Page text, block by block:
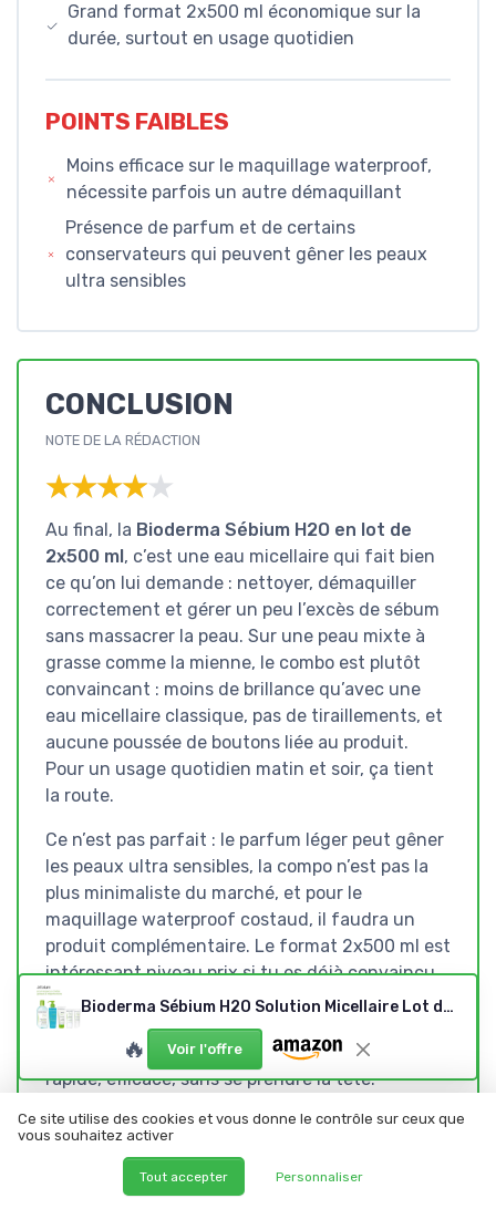
Grand format 2x500 ml économique sur la
durée, surtout en usage quotidien
POINTS FAIBLES
Moins efficace sur le maquillage waterproof,
nécessite parfois un autre démaquillant
Présence de parfum et de certains
conservateurs qui peuvent gêner les peaux
ultra sensibles
CONCLUSION
NOTE DE LA RÉDACTION
★★★★★
★★★★★
Au final, la Bioderma Sébium H2O en lot de
2x500 ml, c’est une eau micellaire qui fait bien
ce qu’on lui demande : nettoyer, démaquiller
correctement et gérer un peu l’excès de sébum
sans massacrer la peau. Sur une peau mixte à
grasse comme la mienne, le combo est plutôt
convaincant : moins de brillance qu’avec une
eau micellaire classique, pas de tiraillements, et
aucune poussée de boutons liée au produit.
Pour un usage quotidien matin et soir, ça tient
la route.
Ce n’est pas parfait : le parfum léger peut gêner
les peaux ultra sensibles, la compo n’est pas la
plus minimaliste du marché, et pour le
maquillage waterproof costaud, il faudra un
produit complémentaire. Le format 2x500 ml est
intéressant niveau prix si tu es déjà convaincu,
mais un peu risqué si tu découvres la gamme. Je
vois ce produit comme un bon "pilier" de routine
pour ceux qui veulent un nettoyage simple,
rapide, efficace, sans se prendre la tête.
En gros, c’est bien adapté pour : les peaux
façon raisonnable, et ceux qui veulent un
produit fiable de parapharmacie sans tomber
Bioderma Sébium H2O Solution Micellaire Lot de 2 x 500 ml 500 ml (Lot de 2)
🔥 Voir l'offre
Ce site utilise des cookies et vous donne le contrôle sur ceux que
vous souhaitez activer
Tout accepter Personnaliser